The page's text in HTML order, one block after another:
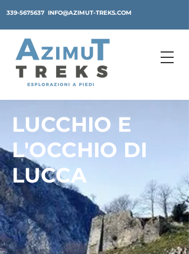
339-5675637 INFO@AZIMUT-TREKS.COM
LUCCHIO E
L'OCCHIO DI
LUCCA